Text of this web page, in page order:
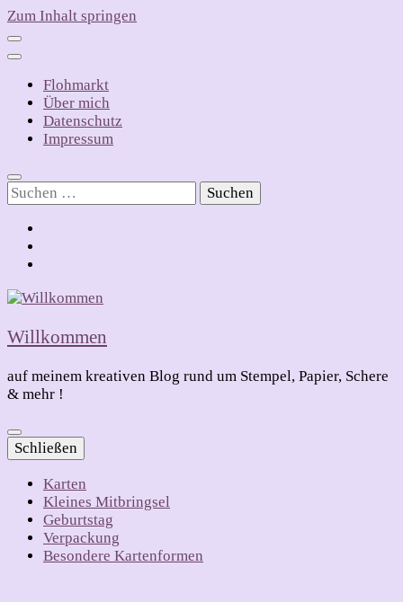
Zum Inhalt springen
Flohmarkt
Über mich
Datenschutz
Impressum
Suchen
nach:
Willkommen
auf meinem kreativen Blog rund um Stempel, Papier, Schere
& mehr !
Schließen
Karten
Kleines Mitbringsel
Geburtstag
Verpackung
Besondere Kartenformen